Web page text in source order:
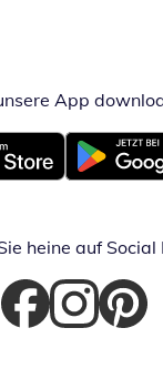
App
Fenster
Öffnet in
heine auf Social
Öffnet in neuem
Öffnet inÖffnet